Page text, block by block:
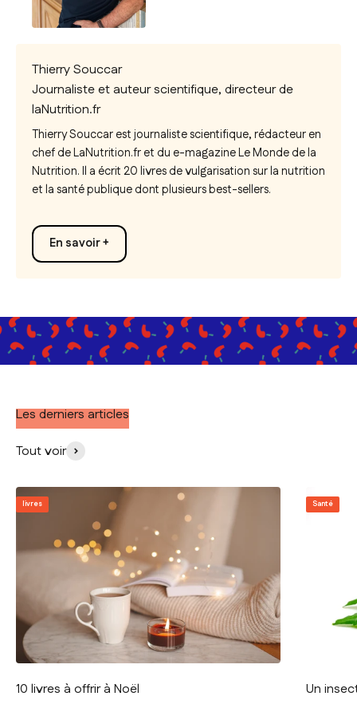
Thierry Souccar
Journaliste et auteur scientifique, directeur de
laNutrition.fr
Thierry Souccar est journaliste scientifique, rédacteur en
chef de LaNutrition.fr et du e-magazineLe Monde de la
Nutrition. Il a écrit 20 livres de vulgarisation sur la nutrition
et la santé publique dont plusieurs best-sellers.
En savoir +
Les derniers articles
Tout voir
livres
10 livres à offrir à Noël
Santé
Un